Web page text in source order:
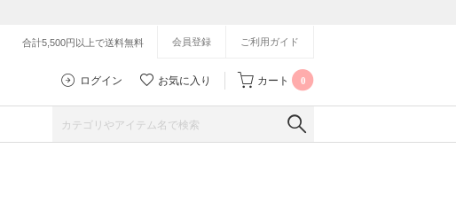
合計5,500円以上で送料無料 会員登録 ご利用ガイド
ログイン お気に入り カート 0